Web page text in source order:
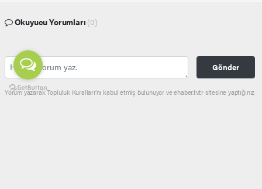
Okuyucu Yorumları (0)
Gönder
Yorum yazarak Topluluk Kuralları’nı kabul etmiş bulunuyor ve ehaber.tv.tr sitesine yaptığınız